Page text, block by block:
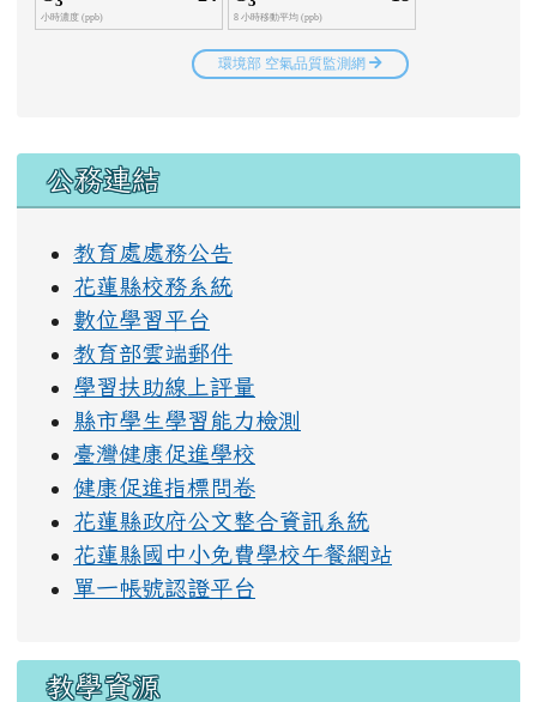
右邊區域內容
公務連結
教育處處務公告
花蓮縣校務系統
數位學習平台
教育部雲端郵件
學習扶助線上評量
縣市學生學習能力檢測
臺灣健康促進學校
健康促進指標問卷
花蓮縣政府公文整合資訊系統
花蓮縣國中小免費學校午餐網站
單一帳號認證平台
教學資源